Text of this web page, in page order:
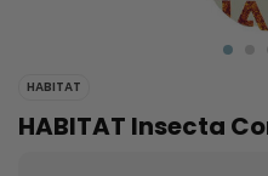
HABITAT
HABITAT Insecta